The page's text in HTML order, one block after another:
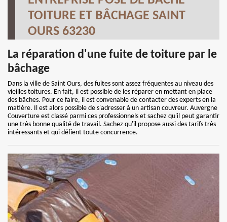
TOITURE ET BÂCHAGE SAINT
OURS 63230
La réparation d'une fuite de toiture par le
bâchage
Dans la ville de Saint Ours, des fuites sont assez fréquentes au niveau des
vieilles toitures. En fait, il est possible de les réparer en mettant en place
des bâches. Pour ce faire, il est convenable de contacter des experts en la
matière. Il est alors possible de s'adresser à un artisan couvreur. Auvergne
Couverture est classé parmi ces professionnels et sachez qu'il peut garantir
une très bonne qualité de travail. Sachez qu'il propose aussi des tarifs très
intéressants et qui défient toute concurrence.